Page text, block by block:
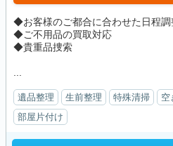
◆お客様のご都合に合わせた日程調
◆ご不用品の買取対応
◆貴重品捜索
遺品整理 生前整理 特殊清掃 空
部屋片付け